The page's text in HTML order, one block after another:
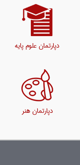
دپارتمان علوم پایه
دپارتمان هنر